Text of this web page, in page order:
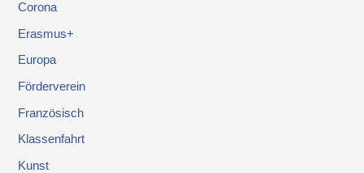
Corona
Erasmus+
Europa
Förderverein
Französisch
Klassenfahrt
Kunst